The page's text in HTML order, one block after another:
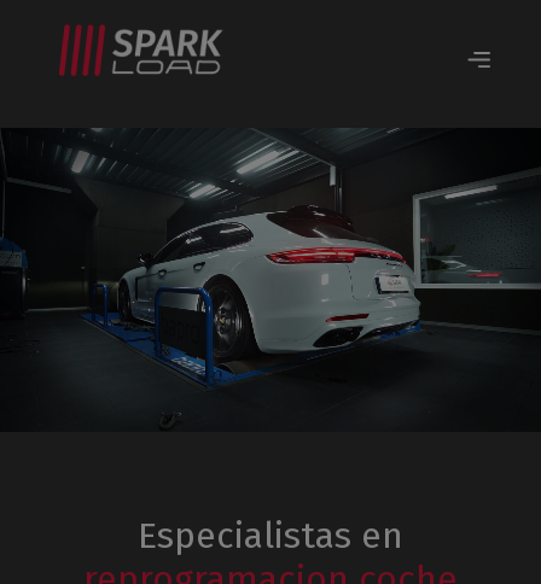
Especialistas en